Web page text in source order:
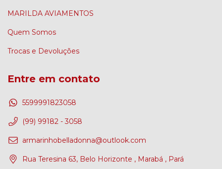
MARILDA AVIAMENTOS
Quem Somos
Trocas e Devoluções
Entre em contato
5599991823058
(99) 99182 - 3058
armarinhobelladonna@outlook.com
Rua Teresina 63, Belo Horizonte , Marabá , Pará